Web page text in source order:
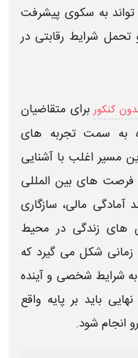
به سکوی پیشرفت
تحمل شرایط رقابتی در
کنکوربرای متقاضیان
به سمت تجربه های
مسیر اغلب با آشنایی
های بین المللی
آمادگی مالی، سازگاری
های زندگی در محیط
شکل می گیرد که
به شرایط شخصی و آینده
باید بر پایه واقع
انجام شود.